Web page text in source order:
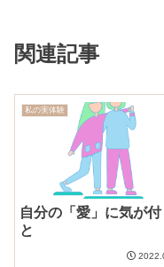
関連記事
私の実体験
自分の「愛」に気が付
と